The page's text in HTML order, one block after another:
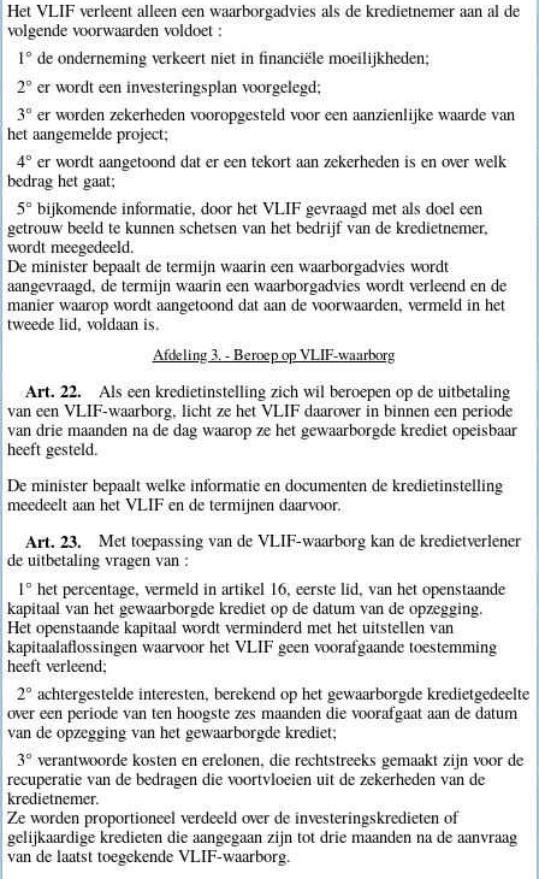
Het VLIF verleent alleen een waarborgadvies als de kredietnemer aan al de
volgende voorwaarden voldoet :
1° de onderneming verkeert niet in financiële moeilijkheden;
2° er wordt een investeringsplan voorgelegd;
3° er worden zekerheden vooropgesteld voor een aanzienlijke waarde van
het aangemelde project;
4° er wordt aangetoond dat er een tekort aan zekerheden is en over welk
bedrag het gaat;
5° bijkomende informatie, door het VLIF gevraagd met als doel een
getrouw beeld te kunnen schetsen van het bedrijf van de kredietnemer,
wordt meegedeeld.
De minister bepaalt de termijn waarin een waarborgadvies wordt
aangevraagd, de termijn waarin een waarborgadvies wordt verleend en de
manier waarop wordt aangetoond dat aan de voorwaarden, vermeld in het
tweede lid, voldaan is.
Afdeling 3. - Beroep op VLIF-waarborg
Art. 22.
Als een kredietinstelling zich wil beroepen op de uitbetaling
van een VLIF-waarborg, licht ze het VLIF daarover in binnen een periode
van drie maanden na de dag waarop ze het gewaarborgde krediet opeisbaar
heeft gesteld.
De minister bepaalt welke informatie en documenten de kredietinstelling
meedeelt aan het VLIF en de termijnen daarvoor.
Art. 23.
Met toepassing van de VLIF-waarborg kan de kredietverlener
de uitbetaling vragen van :
1° het percentage, vermeld in artikel 16, eerste lid, van het openstaande
kapitaal van het gewaarborgde krediet op de datum van de opzegging.
Het openstaande kapitaal wordt verminderd met het uitstellen van
kapitaalaflossingen waarvoor het VLIF geen voorafgaande toestemming
heeft verleend;
2° achtergestelde interesten, berekend op het gewaarborgde kredietgedeelte
over een periode van ten hoogste zes maanden die voorafgaat aan de datum
van de opzegging van het gewaarborgde krediet;
3° verantwoorde kosten en erelonen, die rechtstreeks gemaakt zijn voor de
recuperatie van de bedragen die voortvloeien uit de zekerheden van de
kredietnemer.
Ze worden proportioneel verdeeld over de investeringskredieten of
gelijkaardige kredieten die aangegaan zijn tot drie maanden na de aanvraag
van de laatst toegekende VLIF-waarborg.